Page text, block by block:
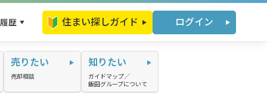
歴 住まい探しガイド ログイン
売りたい
売却相談
知りたい
ガイドマップ／
飯田グループについて